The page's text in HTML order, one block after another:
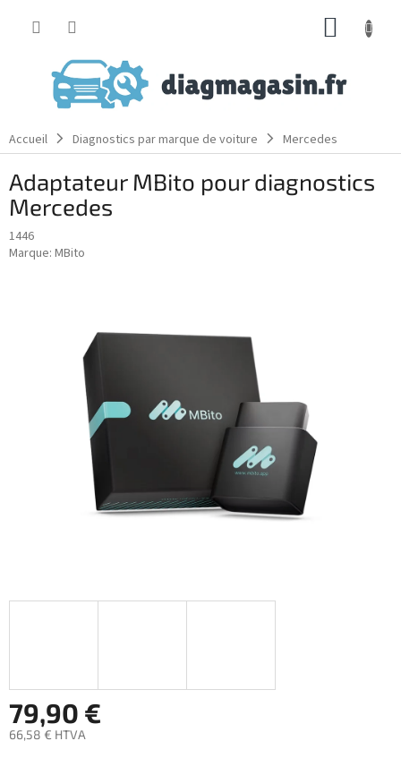
PANIER
Accueil Diagnostics par marque de voiture Mercedes
Adaptateur MBito pour diagnostics
Mercedes
1446
Marque: MBito
79,90 €
66,58 € HTVA